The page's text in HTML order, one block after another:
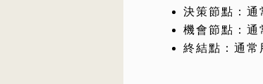
決策節點：通
機會節點：通
終結點：通常